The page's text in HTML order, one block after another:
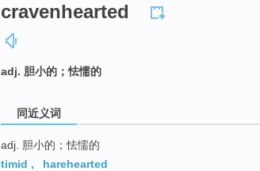
cravenhearted
adj. 胆小的；怯懦的
同近义词
adj. 胆小的；怯懦的
timid , harehearted